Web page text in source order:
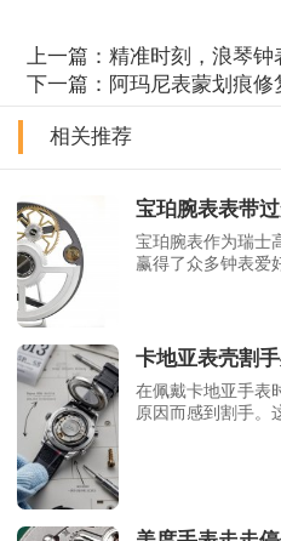
上一篇：精准时刻，浪琴钟
下一篇： 阿玛尼表蒙划痕
相关推荐
宝珀腕表表带
宝珀腕表作为瑞士
赢得了众多钟表爱
卡地亚表壳割
在佩戴卡地亚手表
原因而感到割手。